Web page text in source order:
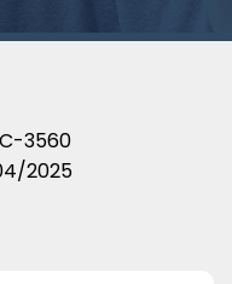
3560
2025